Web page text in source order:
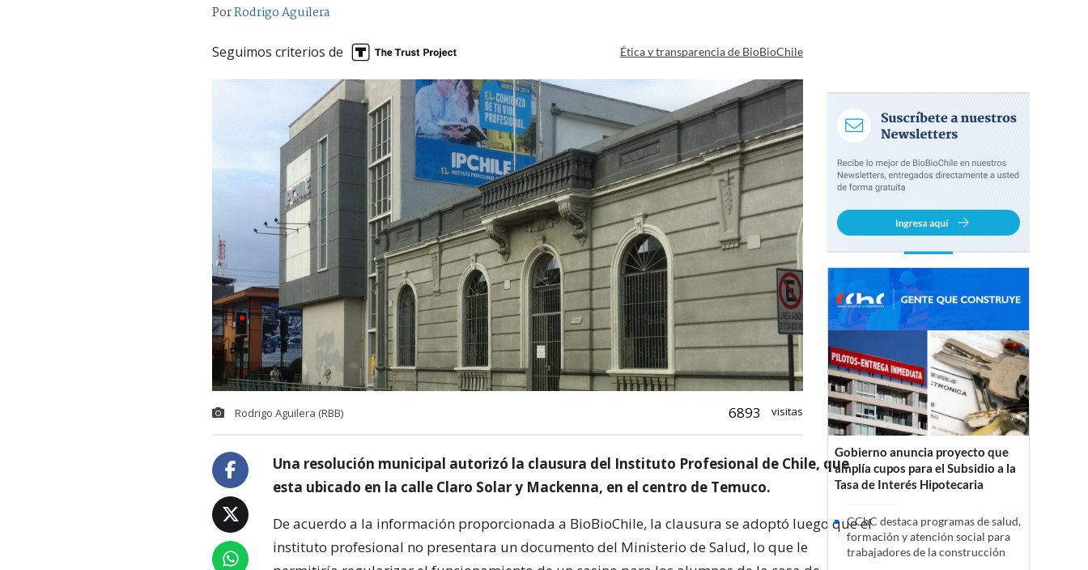
PorRodrigo Aguilera
Seguimos criterios de Ética y transparencia de BioBioChile
Rodrigo Aguilera (RBB) 6893 visitas
Una resolución municipal autorizó la clausura del Instituto Profesional de Chile, que
esta ubicado en la calle Claro Solar y Mackenna, en el centro de Temuco.
De acuerdo a la información proporcionada a BioBioChile, la clausura se adoptó luego que el
instituto profesional no presentara un documento del Ministerio de Salud, lo que le
Gobierno anuncia proyecto que
amplía cupos para el Subsidio a la
Tasa de Interés Hipotecaria
CChC destaca programas de salud,
formación y atención social para
trabajadores de la construcción